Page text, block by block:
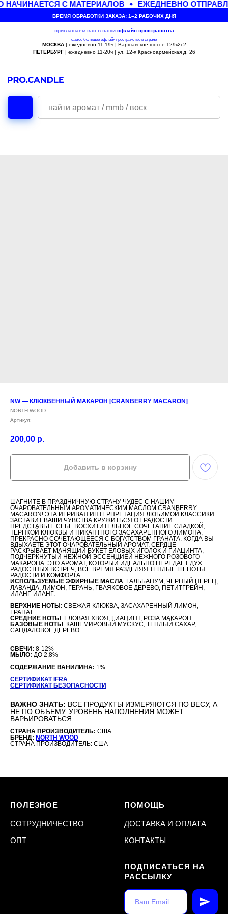
НАЧИНАЕТСЯ С МАТЕРИАЛОВ ЕЖЕДНЕВНО
ВРЕМЯ ОБРАБОТКИ ЗАКАЗА: 1–2 РАБОЧИХ ДНЯ
приглашаем вас в наши офлайн пространства
самое большое офлайн пространство в стране
МОСКВА| ежедневно 11-19ч | Варшавское шоссе 129к2с2
ПЕТЕРБУРГ| ежедневно 11-20ч | ул. 12-я Красноармейская д. 26
NW — КЛЮКВЕННЫЙ МАКАРОН [CRANBERRY MACARON]
NORTH WOOD
Артикул:
200,00 р.
Добавить в корзину
ШАГНИТЕ В ПРАЗДНИЧНУЮ СТРАНУ ЧУДЕС С НАШИМ
ОЧАРОВАТЕЛЬНЫМ АРОМАТИЧЕСКИМ МАСЛОМ CRANBERRY
MACARON! ЭТА ИГРИВАЯ ИНТЕРПРЕТАЦИЯ ЛЮБИМОЙ КЛАССИКИ
ЗАСТАВИТ ВАШИ ЧУВСТВА КРУЖИТЬСЯ ОТ РАДОСТИ.
ПРЕДСТАВЬТЕ СЕБЕ ВОСХИТИТЕЛЬНОЕ СОЧЕТАНИЕ СЛАДКОЙ,
ТЕРПКОЙ КЛЮКВЫ И ПИКАНТНОГО ЗАСАХАРЕННОГО ЛИМОНА,
ПРЕКРАСНО СОЧЕТАЮЩЕЕСЯ С БОГАТСТВОМ ГРАНАТА. КОГДА ВЫ
ВДЫХАЕТЕ ЭТОТ ОЧАРОВАТЕЛЬНЫЙ АРОМАТ, СЕРДЦЕ
РАСКРЫВАЕТ МАНЯЩИЙ БУКЕТ ЕЛОВЫХ ИГОЛОК И ГИАЦИНТА,
ПОДЧЕРКНУТЫЙ НЕЖНОЙ ЭССЕНЦИЕЙ НЕЖНОГО РОЗОВОГО
МАКАРОНА. ЭТО АРОМАТ, КОТОРЫЙ ИДЕАЛЬНО ПЕРЕДАЕТ ДУХ
РАДОСТНЫХ ВСТРЕЧ, ВСЕ ВРЕМЯ РАЗДЕЛЯЯ ТЕПЛЫЕ ШЕПОТЫ
РАДОСТИ И КОМФОРТА.
ИСПОЛЬЗУЕМЫЕ ЭФИРНЫЕ МАСЛА: ГАЛЬБАНУМ, ЧЕРНЫЙ ПЕРЕЦ,
ЛАВАНДА, ЛИМОН, ГЕРАНЬ, ГВАЯКОВОЕ ДЕРЕВО, ПЕТИТГРЕЙН,
ИЛАНГ-ИЛАНГ.
ВЕРХНИЕ НОТЫ: СВЕЖАЯ КЛЮКВА, ЗАСАХАРЕННЫЙ ЛИМОН,
ГРАНАТ
СРЕДНИЕ НОТЫ: ЕЛОВАЯ ХВОЯ, ГИАЦИНТ, РОЗА МАКАРОН
БАЗОВЫЕ НОТЫ: КАШЕМИРОВЫЙ МУСКУС, ТЕПЛЫЙ САХАР,
САНДАЛОВОЕ ДЕРЕВО
СВЕЧИ: 8-12%
МЫЛО: ДО 2,8%
СОДЕРЖАНИЕ ВАНИЛИНА: 1%
СЕРТИФИКАТ IFRA
СЕРТИФИКАТ БЕЗОПАСНОСТИ
ВАЖНО ЗНАТЬ: ВСЕ ПРОДУКТЫ ИЗМЕРЯЮТСЯ ПО ВЕСУ, А
НЕ ПО ОБЪЕМУ. УРОВЕНЬ НАПОЛНЕНИЯ МОЖЕТ
ВАРЬИРОВАТЬСЯ.
СТРАНА ПРОИЗВОДИТЕЛЬ: США
БРЕНД: NORTH WOOD
СТРАНА ПРОИЗВОДИТЕЛЬ: США
ПОЛЕЗНОЕ
СОТРУДНИЧЕСТВО
ОПТ
ПОМОЩЬ
ДОСТАВКА И ОПЛАТА
КОНТАКТЫ
ПОДПИСАТЬСЯ НА
РАССЫЛКУ